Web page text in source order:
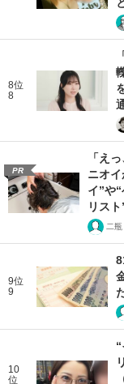
8位
8
PR
「え
ニオ
イ”や
リス
二瓶
9位
9
10
位